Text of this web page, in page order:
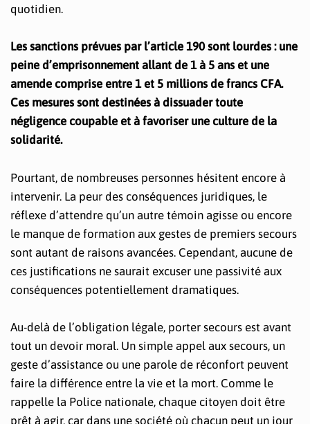
quotidien.
Les sanctions prévues par l’article 190 sont lourdes : une
peine d’emprisonnement allant de 1 à 5 ans et une
amende comprise entre 1 et 5 millions de francs CFA.
Ces mesures sont destinées à dissuader toute
négligence coupable et à favoriser une culture de la
solidarité.
Pourtant, de nombreuses personnes hésitent encore à
intervenir. La peur des conséquences juridiques, le
réflexe d’attendre qu’un autre témoin agisse ou encore
le manque de formation aux gestes de premiers secours
sont autant de raisons avancées. Cependant, aucune de
ces justifications ne saurait excuser une passivité aux
conséquences potentiellement dramatiques.
Au-delà de l’obligation légale, porter secours est avant
tout un devoir moral. Un simple appel aux secours, un
geste d’assistance ou une parole de réconfort peuvent
faire la différence entre la vie et la mort. Comme le
rappelle la Police nationale, chaque citoyen doit être
prêt à agir, car dans une société où chacun peut un jour